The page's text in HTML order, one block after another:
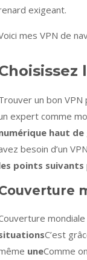
exigeant.
mes VPN de
un bon
expert comme
haut de
besoin d’un
points suivants
C’est
uneComme